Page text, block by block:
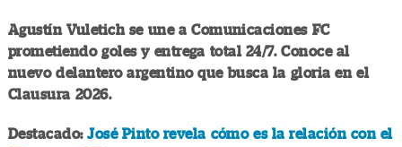
Agustín Vuletich se une a Comunicaciones FC
prometiendo goles y entrega total 24/7. Conoce al
nuevo delantero argentino que busca la gloria en el
Clausura 2026.
Destacado:José Pinto revela cómo es la relación con el